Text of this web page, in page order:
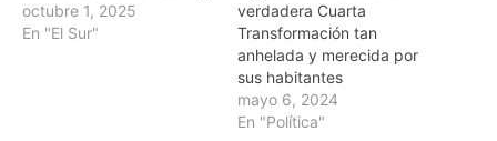
octubre 1, 2025
En "El Sur"
verdadera Cuarta
Transformación tan
anhelada y merecida por
sus habitantes
mayo 6, 2024
En "Política"